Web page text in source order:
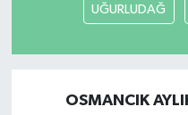
UĞURLUDAĞ
OSMANCIK